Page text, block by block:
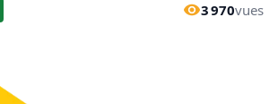
3 970vues